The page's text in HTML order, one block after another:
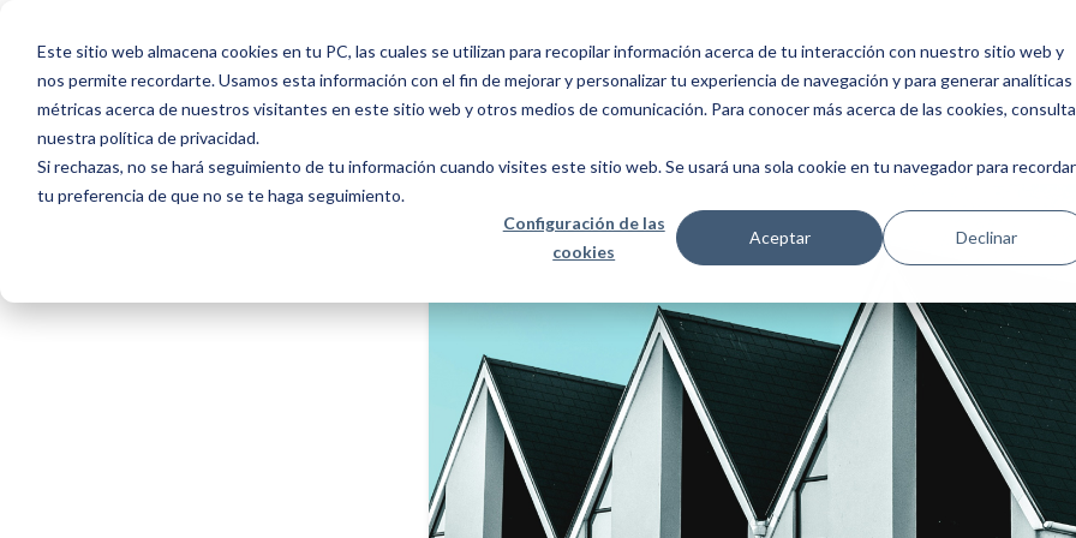
Este sitio web almacena cookies en tu PC, las cuales se utilizan para recopilar información acerca de tu interacción con nuestro sitio web y
nos permite recordarte. Usamos esta información con el fin de mejorar y personalizar tu experiencia de navegación y para generar analíticas
métricas acerca de nuestros visitantes en este sitio web y otros medios de comunicación. Para conocer más acerca de las cookies, consulta
nuestra política de privacidad.
Si rechazas, no se hará seguimiento de tu información cuando visites este sitio web. Se usará una sola cookie en tu navegador para recordar
tu preferencia de que no se te haga seguimiento.
Configuración de las
cookies
Aceptar Declinar